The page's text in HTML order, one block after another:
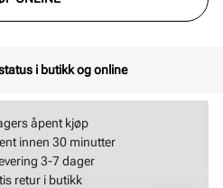
i butikk og online
åpent kjøp
innen 30 minutter
3-7 dager
retur i butikk